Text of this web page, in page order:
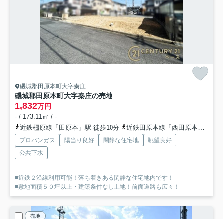
磯城郡田原本町大字秦庄
磯城郡田原本町大字秦庄の売地
1,832万円
- / 173.11㎡ / -
近鉄橿原線「田原本」駅 徒歩10分
近鉄田原本線「西田原本」駅 徒歩11分
プロパンガス 陽当り良好 閑静な住宅地
眺望良好
公共下水
■近鉄２沿線利用可能！落ち着きある閑静な住宅地内です！
■敷地面積５０坪以上・建築条件なし土地！前面道路も広々！
売地